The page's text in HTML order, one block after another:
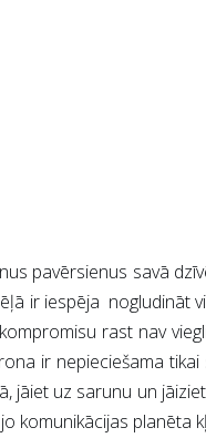
pavērsienus savā
ir iespēja
rast nav
ir nepieciešama
jāiet uz sarunu un
planēta